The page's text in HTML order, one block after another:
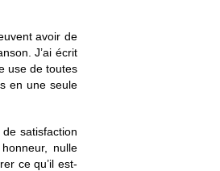
avoir de
J’ai écrit
use de toutes
en une seule
satisfaction
nulle
ce qu’il est-